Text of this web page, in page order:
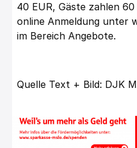
40 EUR, Gäste zahlen 60
online Anmeldung unter
im Bereich Angebote.
Quelle Text + Bild: DJK